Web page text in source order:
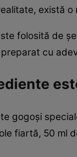
există
folosită de
cu
gogoși
fiartă, 50 ml